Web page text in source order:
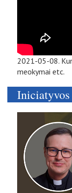
2021-05-08.
meokymai etc.
Iniciatyvos